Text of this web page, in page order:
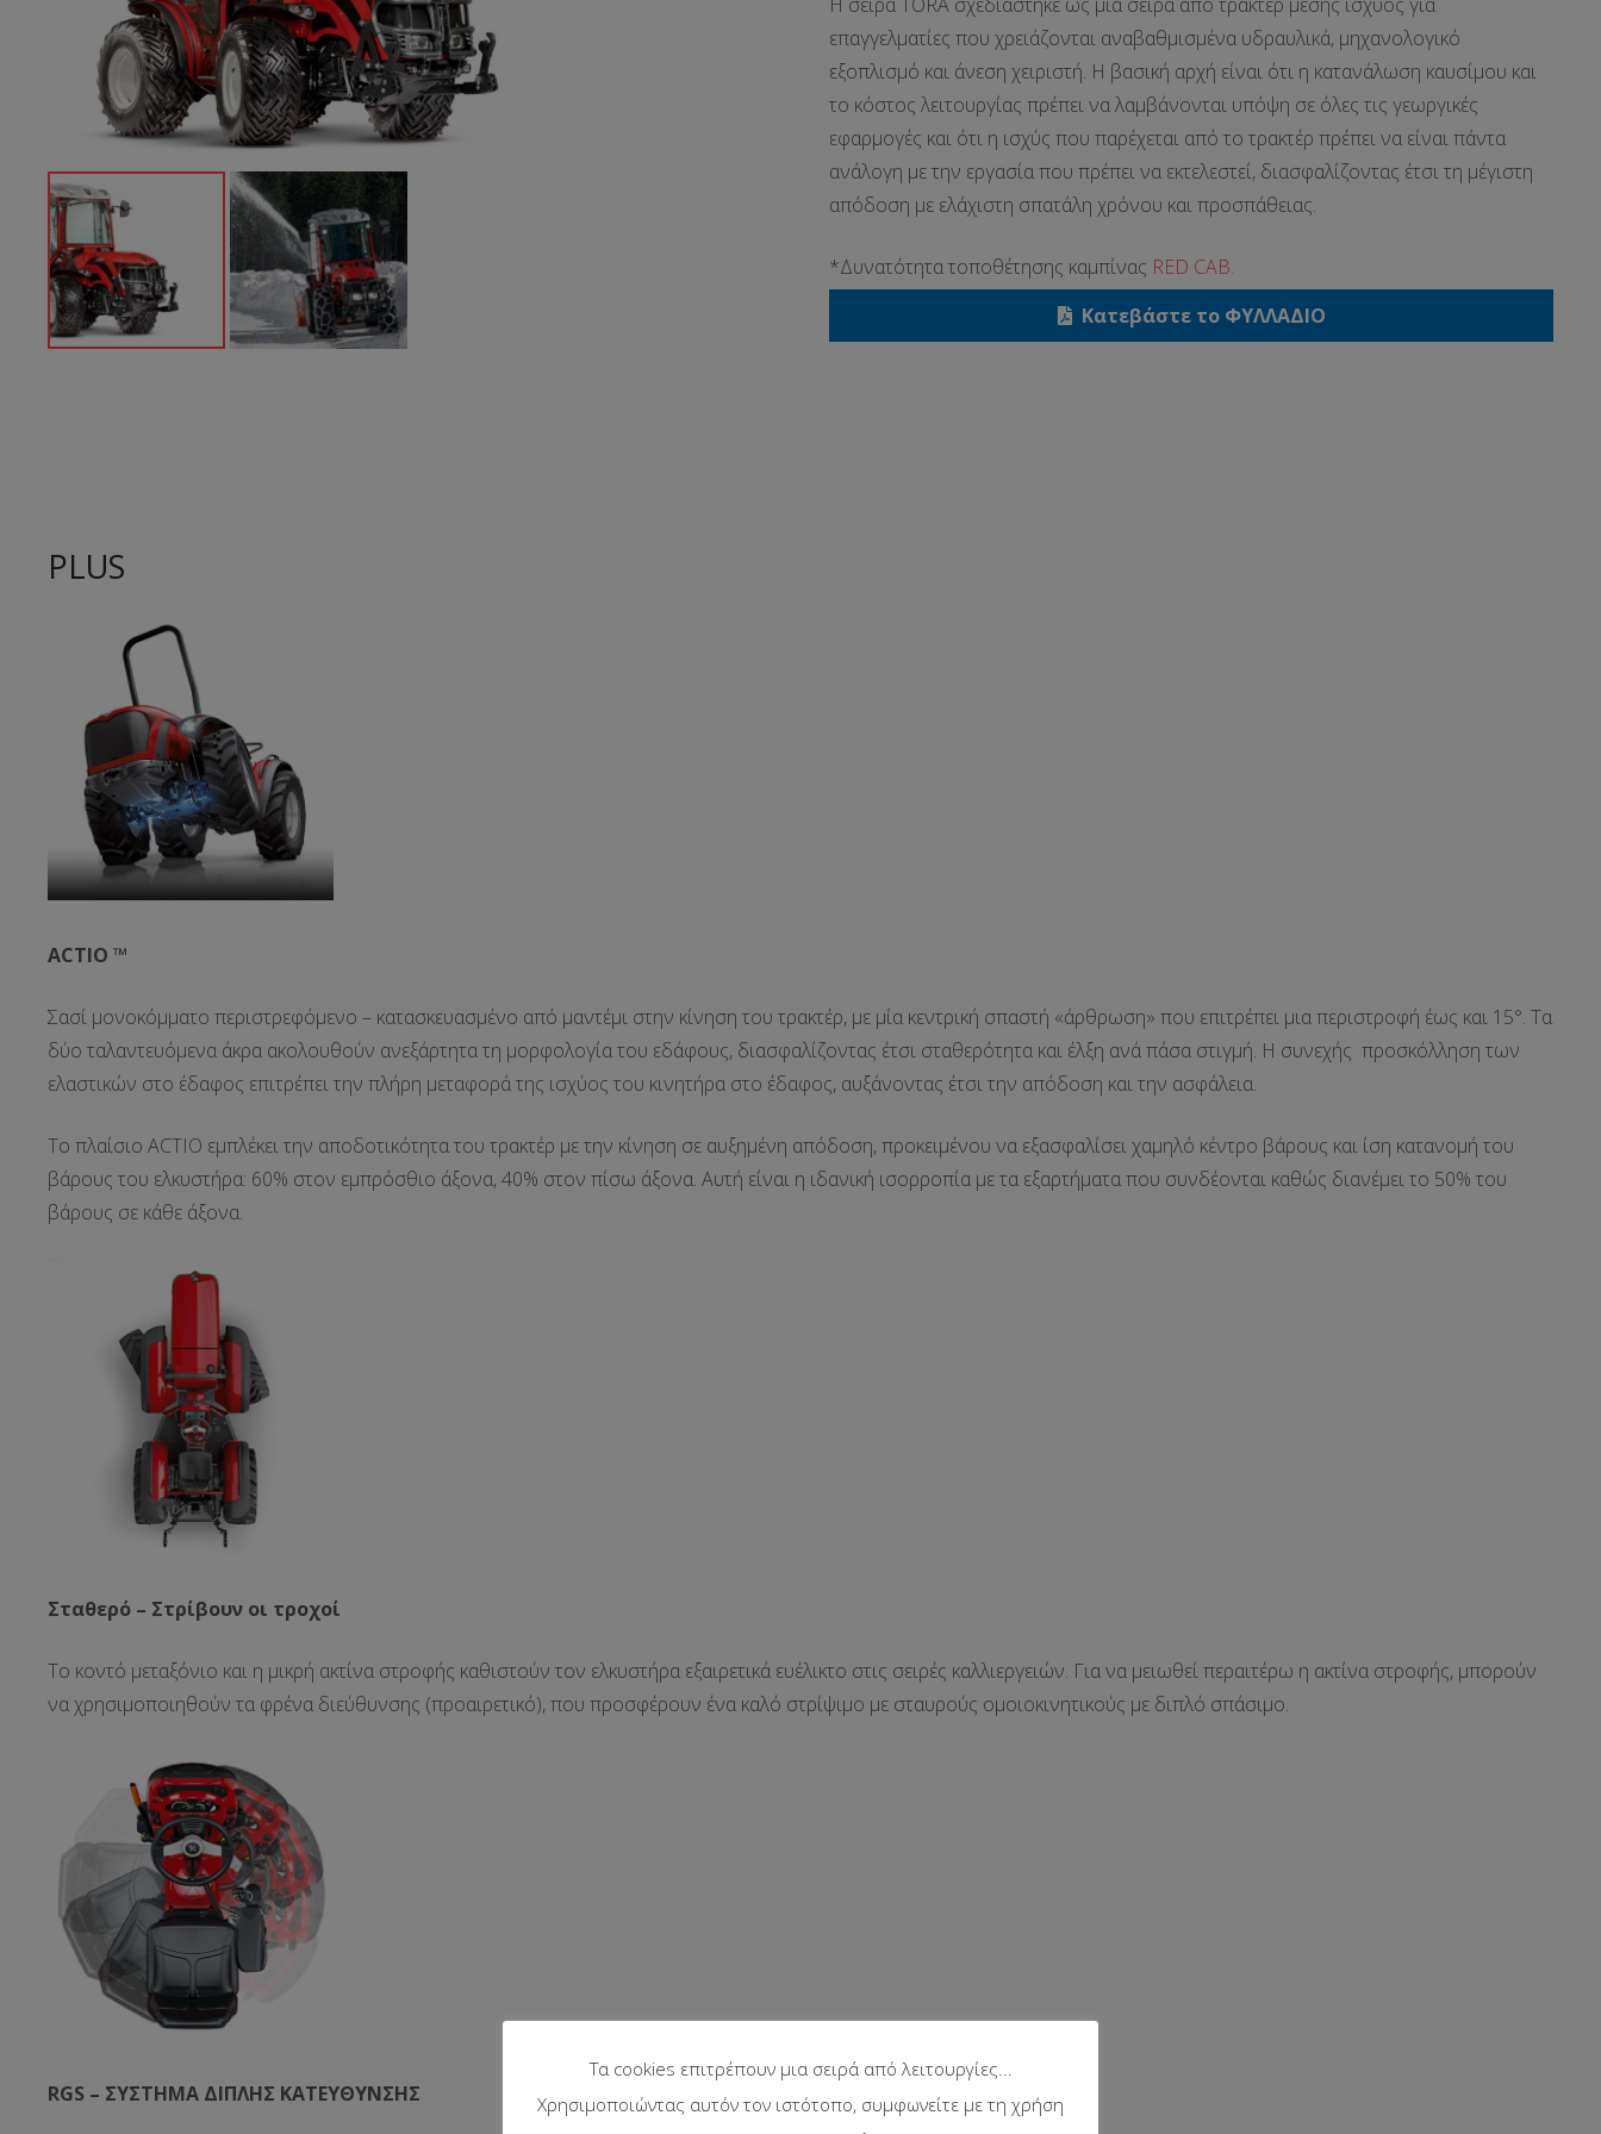
επαγγελματίες που χρειάζονται αναβαθμισμένα υδραυλικά, μηχανολογικό
εξοπλισμό και άνεση χειριστή. Η βασική αρχή είναι ότι η κατανάλωση καυσίμου και
το κόστος λειτουργίας πρέπει να λαμβάνονται υπόψη σε όλες τις γεωργικές
εφαρμογές και ότι η ισχύς που παρέχεται από το τρακτέρ πρέπει να είναι πάντα
ανάλογη με την εργασία που πρέπει να εκτελεστεί, διασφαλίζοντας έτσι τη μέγιστη
απόδοση με ελάχιστη σπατάλη χρόνου και προσπάθειας.
*Δυνατότητα τοποθέτησης καμπίνας RED CAB.
Κατεβάστε το ΦΥΛΛΑΔΙΟ
PLUS
ACTIO ™
Σασί μονοκόμματο περιστρεφόμενο – κατασκευασμένο από μαντέμι στην κίνηση του τρακτέρ, με μία κεντρική σπαστή «άρθρωση» που επιτρέπει μια περιστροφή έως και 15°. Τα
δύο ταλαντευόμενα άκρα ακολουθούν ανεξάρτητα τη μορφολογία του εδάφους, διασφαλίζοντας έτσι σταθερότητα και έλξη ανά πάσα στιγμή. Η συνεχής προσκόλληση των
ελαστικών στο έδαφος επιτρέπει την πλήρη μεταφορά της ισχύος του κινητήρα στο έδαφος, αυξάνοντας έτσι την απόδοση και την ασφάλεια.
Το πλαίσιο ACTIO εμπλέκει την αποδοτικότητα του τρακτέρ με την κίνηση σε αυξημένη απόδοση, προκειμένου να εξασφαλίσει χαμηλό κέντρο βάρους και ίση κατανομή του
βάρους του ελκυστήρα: 60% στον εμπρόσθιο άξονα, 40% στον πίσω άξονα. Αυτή είναι η ιδανική ισορροπία με τα εξαρτήματα που συνδέονται καθώς διανέμει το 50% του
βάρους σε κάθε άξονα.
Σταθερό – Στρίβουν οι τροχοί
Το κοντό μεταξόνιο και η μικρή ακτίνα στροφής καθιστούν τον ελκυστήρα εξαιρετικά ευέλικτο στις σειρές καλλιεργειών. Για να μειωθεί περαιτέρω η ακτίνα στροφής, μπορούν
να χρησιμοποιηθούν τα φρένα διεύθυνσης (προαιρετικό), που προσφέρουν ένα καλό στρίψιμο με σταυρούς ομοιοκινητικούς με διπλό σπάσιμο.
RGS – ΣΥΣΤΗΜΑ ΔΙΠΛΗΣ ΚΑΤΕΥΘΥΝΣΗΣ
Τα cookies επιτρέπουν μια σειρά από λειτουργίες...
Χρησιμοποιώντας αυτόν τον ιστότοπο, συμφωνείτε με τη χρήση